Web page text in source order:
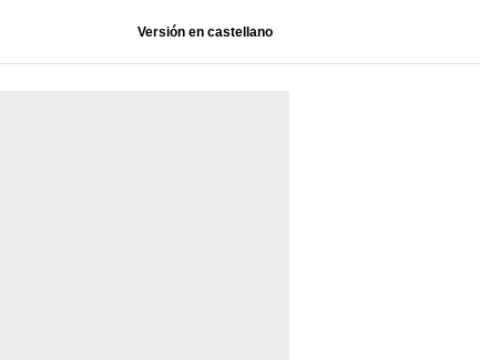
Versión en castellano